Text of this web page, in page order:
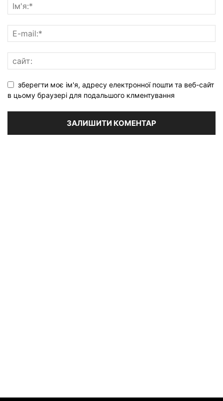
зберегти моє ім'я, адресу електронної пошти та веб-сайт
в цьому браузері для подальшого клментування